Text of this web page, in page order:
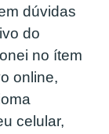
dúvidas
do
no ítem
online,
celular,